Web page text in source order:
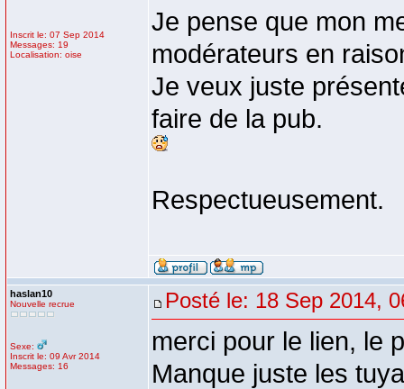
Inscrit le: 07 Sep 2014
Messages: 19
Localisation: oise
Je pense que mon
modérateurs en
Je veux juste
faire de la pub.
Respectueusement.
haslan10
Nouvelle recrue
Sexe:
Inscrit le: 09 Avr 2014
Messages: 16
Posté le: 18 Sep 2014,
merci pour le lien, le
Manque juste les